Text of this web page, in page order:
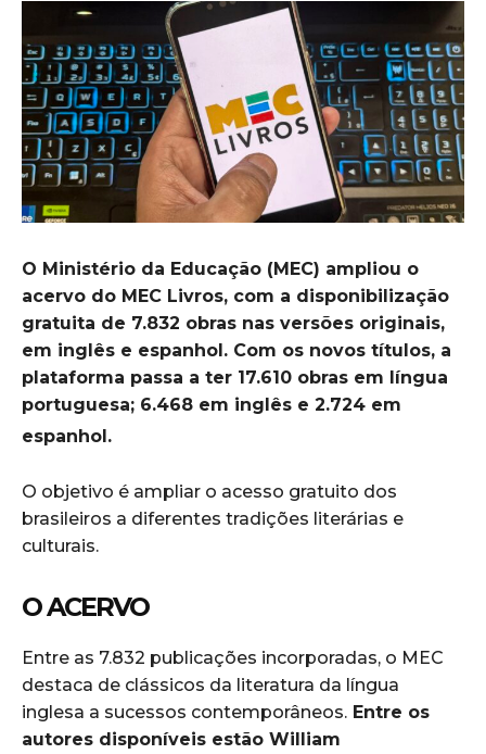
O Ministério da Educação (MEC) ampliou o
acervo do MEC Livros, com a disponibilização
gratuita de 7.832 obras nas versões originais,
em inglês e espanhol. Com os novos títulos, a
plataforma passa a ter 17.610 obras em língua
portuguesa; 6.468 em inglês e 2.724 em
espanhol.
O objetivo é ampliar o acesso gratuito dos
brasileiros a diferentes tradições literárias e
culturais.
O ACERVO
Entre as 7.832 publicações incorporadas, o MEC
destaca de clássicos da literatura da língua
inglesa a sucessos contemporâneos. Entre os
autores disponíveis estão William